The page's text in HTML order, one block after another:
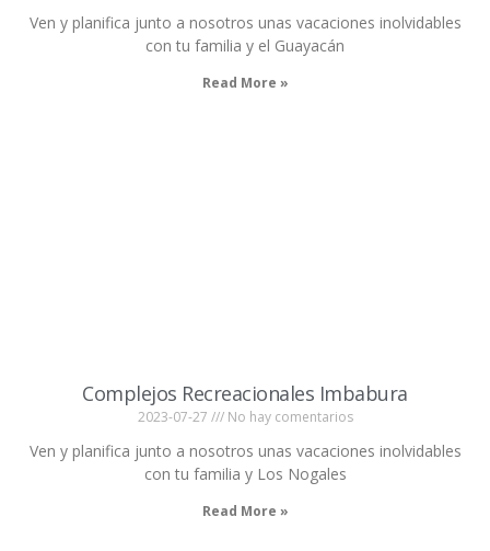
Ven y planifica junto a nosotros unas vacaciones inolvidables
con tu familia y el Guayacán
Read More »
Complejos Recreacionales Imbabura
2023-07-27 No hay comentarios
Ven y planifica junto a nosotros unas vacaciones inolvidables
con tu familia y Los Nogales
Read More »